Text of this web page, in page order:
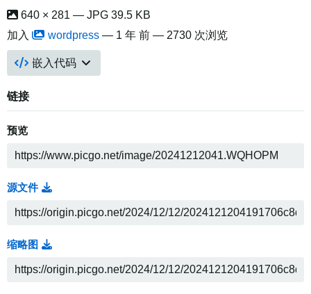
640 × 281 — JPG 39.5 KB
加入
wordpress — 1 年 前 — 2730 次浏览
嵌入代码
链接
预览
源文件
缩略图